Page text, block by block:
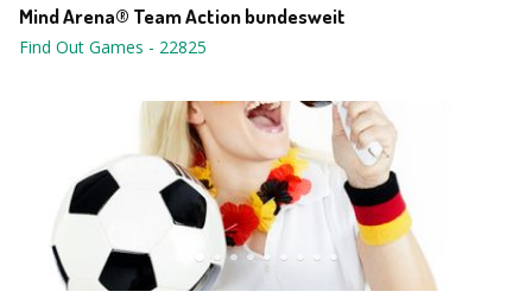
Mind Arena® Team Action bundesweit
Find Out Games - 22825